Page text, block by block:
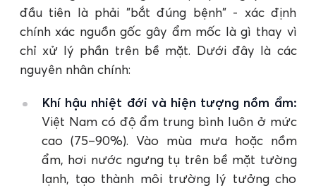
đầu tiên là phải "bắt đúng bệnh" - xác định
chính xác nguồn gốc gây ẩm mốc là gì thay vì
chỉ xử lý phần trên bề mặt. Dưới đây là các
nguyên nhân chính:
Khí hậu nhiệt đới và hiện tượng nồm ẩm:
Việt Nam có độ ẩm trung bình luôn ở mức
cao (75–90%). Vào mùa mưa hoặc nồm
ẩm, hơi nước ngưng tụ trên bề mặt tường
lạnh, tạo thành môi trường lý tưởng cho